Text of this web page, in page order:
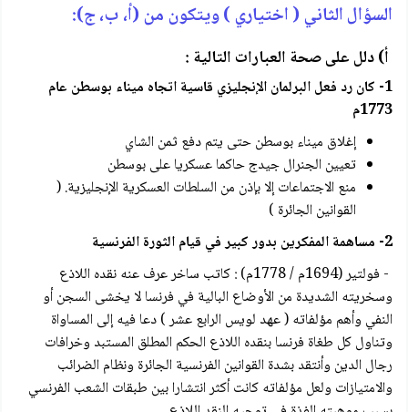
السؤال الثاني ( اختياري ) ويتكون من (أ، ب، ج):
أ) دلل على صحة العبارات التالية :
1- كان رد فعل البرلمان الإنجليزي قاسية اتجاه ميناء بوسطن عام
1773م
إغلاق ميناء بوسطن حتى يتم دفع ثمن الشاي
تعيين الجنرال جيدج حاكما عسكريا على بوسطن
منع الاجتماعات إلا بإذن من السلطات العسكرية الإنجليزية. (
القوانين الجائرة )
2- مساهمة المفكرين بدور كبير في قيام الثورة الفرنسية
- فولتير (1694م / 1778م) : كاتب ساخر عرف عنه نقده اللاذع
وسخريته الشديدة من الأوضاع البالية في فرنسا لا يخشى السجن أو
النفي وأهم مؤلفاته ( عهد لويس الرابع عشر ) دعا فيه إلى المساواة
وتناول كل طغاة فرنسا بنقده اللاذع الحكم المطلق المستبد وخرافات
رجال الدين وأنتقد بشدة القوانين الفرنسية الجائرة ونظام الضرائب
والامتيازات ولعل مؤلفاته كانت أكثر انتشارا بين طبقات الشعب الفرنسي